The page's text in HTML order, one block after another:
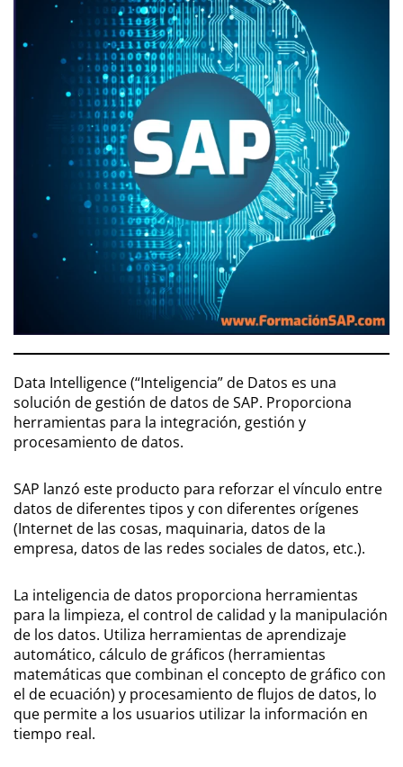
Data Intelligence (“Inteligencia” de Datos es una
solución de gestión de datos de SAP. Proporciona
herramientas para la integración, gestión y
procesamiento de datos.
SAP lanzó este producto para reforzar el vínculo entre
datos de diferentes tipos y con diferentes orígenes
(Internet de las cosas, maquinaria, datos de la
empresa, datos de las redes sociales de datos, etc.).
La inteligencia de datos proporciona herramientas
para la limpieza, el control de calidad y la manipulación
de los datos. Utiliza herramientas de aprendizaje
automático, cálculo de gráficos (herramientas
matemáticas que combinan el concepto de gráfico con
el de ecuación) y procesamiento de flujos de datos, lo
que permite a los usuarios utilizar la información en
tiempo real.